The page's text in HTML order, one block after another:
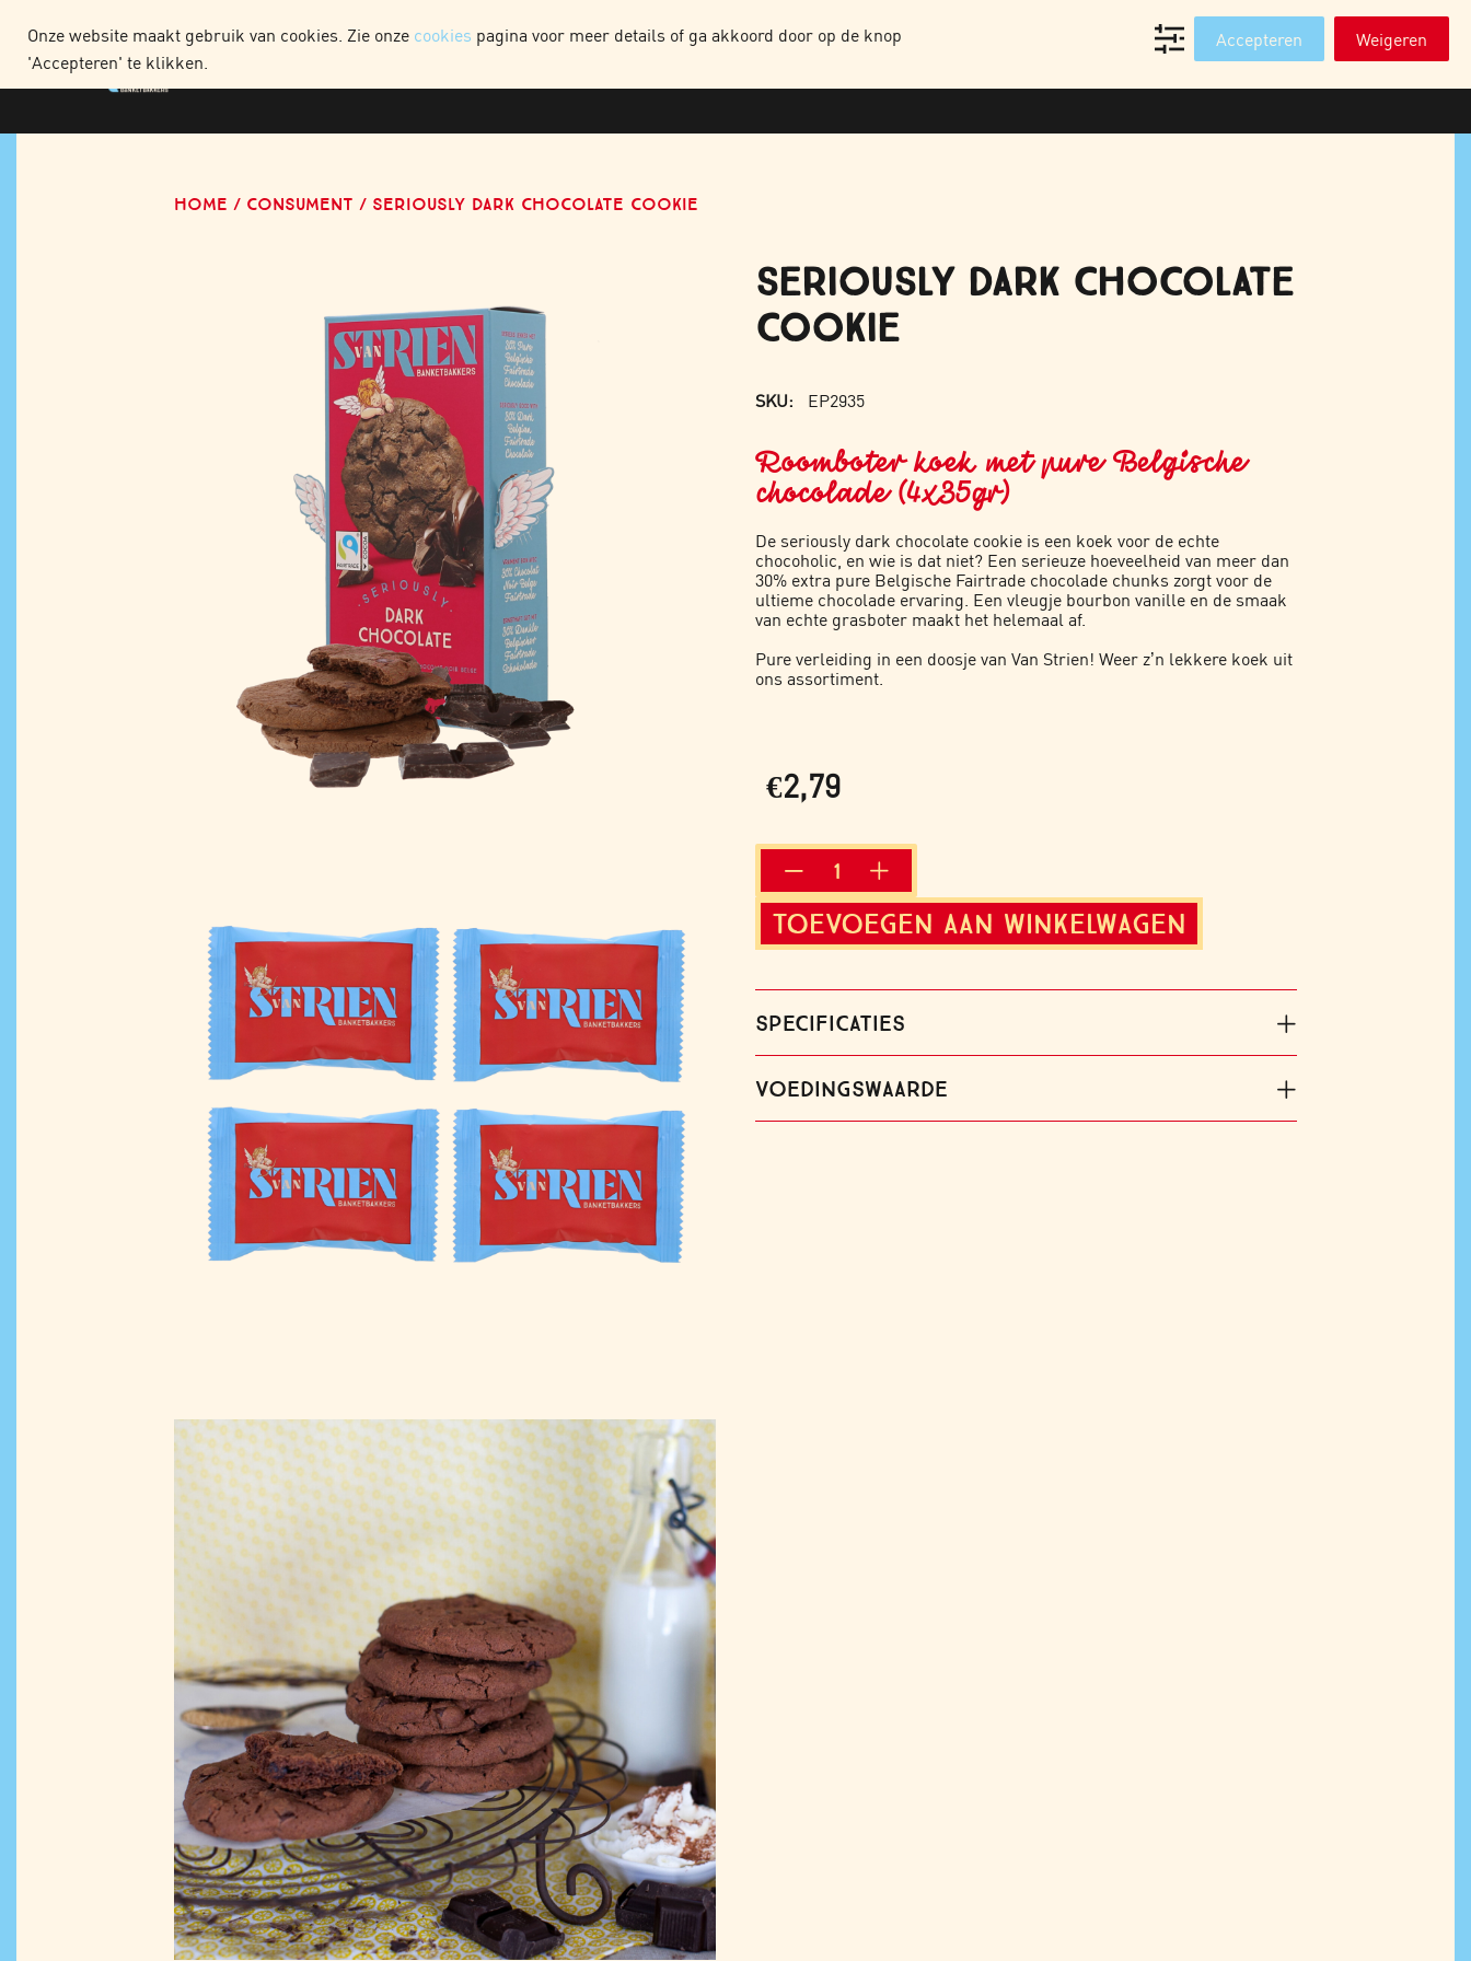
HOME CONSUMENT SERIOUSLY DARK CHOCOLATE COOKIE
SERIOUSLY DARK CHOCOLATE
COOKIE
SKU: EP2935
Roomboter koek met pure Belgische
chocolade (4x35gr)
De seriously dark chocolate cookie is een koek voor de echte
chocoholic, en wie is dat niet? Een serieuze hoeveelheid van meer dan
30% extra pure Belgische Fairtrade chocolade chunks zorgt voor de
ultieme chocolade ervaring. Een vleugje bourbon vanille en de smaak
van echte grasboter maakt het helemaal af.
Pure verleiding in een doosje van Van Strien! Weer z’n lekkere koek uit
ons assortiment
€2,79
DARK
CHOCOLATE
COOKIE
TOEVOEGEN AAN WINKELWAGEN
SPECIFICATIES
VOEDINGSWAARDE
Onze website maakt gebruik van cookies. Zie onze cookies pagina voor meer details of ga akkoord door op de knop
'Accepteren' te klikken.
Accepteren Weigeren